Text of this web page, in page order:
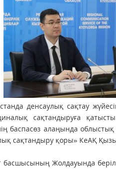
денсаулық сақтау
сақтандыруға
баспасөз алаңында
сақтандыру қоры» КеАҚ
басшысының Жолдауында